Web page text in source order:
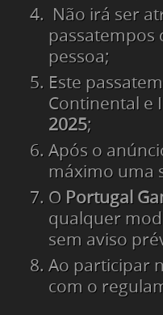
Não irá ser
passatempos
pessoa;
Este
Continental e
2025;
Após o
máximo uma
O Portugal
qualquer
sem aviso
Ao participar
com o